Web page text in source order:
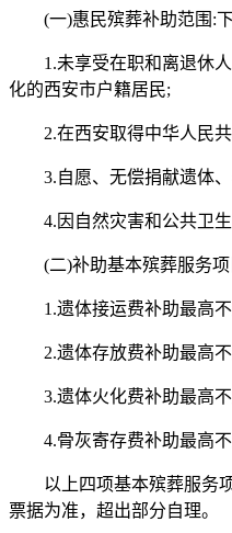
(一)惠民殡葬补助范围:下
1.未享受在职和离退休人
化的西安市户籍居民;
2.在西安取得中华人民共
3.自愿、无偿捐献遗体、
4.因自然灾害和公共卫生
(二)补助基本殡葬服务项
1.遗体接运费补助最高不
2.遗体存放费补助最高不
3.遗体火化费补助最高不
4.骨灰寄存费补助最高不
以上四项基本殡葬服务项
票据为准，超出部分自理。